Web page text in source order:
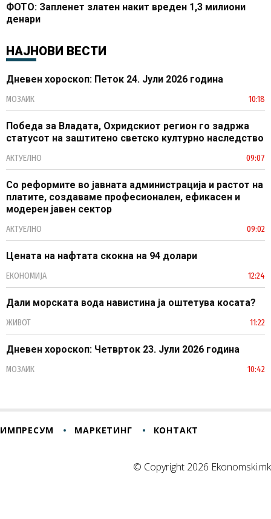
ФОТО: Запленет златен накит вреден 1,3 милиони
денари
НАЈНОВИ ВЕСТИ
Дневен хороскоп: Петок 24. Јули 2026 година
МОЗАИК 10:18
Победа за Владата, Охридскиот регион го задржа
статусот на заштитено светско културно наследство
АКТУЕЛНО 09:07
Со реформите во јавната администрација и растот на
платите, создаваме професионален, ефикасен и
модерен јавен сектор
АКТУЕЛНО 09:02
Цената на нафтата скокна на 94 долари
ЕКОНОМИЈА 12:24
Дали морската вода навистина ја оштетува косата?
ЖИВОТ 11:22
Дневен хороскоп: Четврток 23. Јули 2026 година
МОЗАИК 10:42
ИМПРЕСУМ МАРКЕТИНГ КОНТАКТ
© Copyright 2026 Ekonomski.mk